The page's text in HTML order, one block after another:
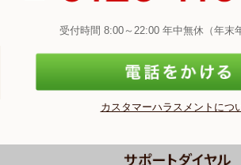
受付時間 8:00～22:00 年中無休（年末
カスタマーハラスメントにつ